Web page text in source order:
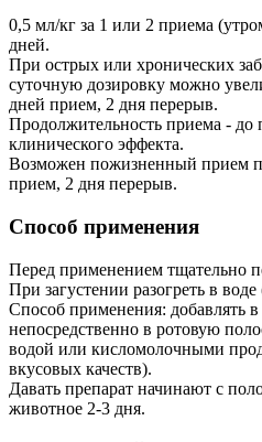
0,5 мл/кг за 1 или 2 приема
дней.
При острых или хронических
суточную дозировку можно
дней прием, 2 дня перерыв.
Продолжительность приема - до
клинического эффекта.
Возможен пожизненный прием
прием, 2 дня перерыв.
Способ применения
Перед применением тщательно
При загустении разогреть в
Способ применения: добавлять
непосредственно в ротовую
водой или кисломолочными
вкусовых качеств).
Давать препарат начинают с
животное 2-3 дня.